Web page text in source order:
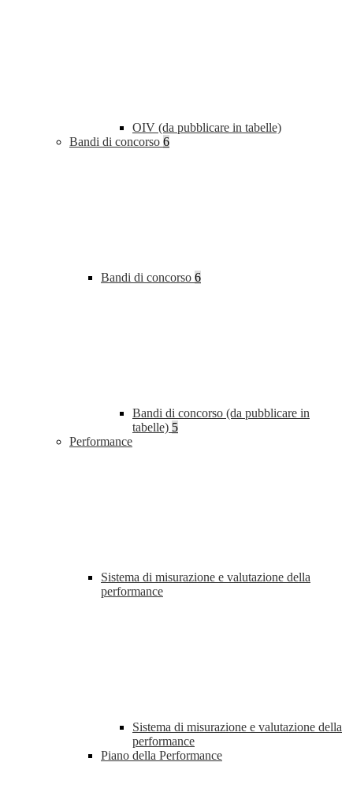
OIV (da pubblicare in tabelle)
Bandi di concorso 6
Bandi di concorso 6
Bandi di concorso (da pubblicare in
tabelle) 5
Performance
Sistema di misurazione e valutazione della
performance
Sistema di misurazione e valutazione della
performance
Piano della Performance